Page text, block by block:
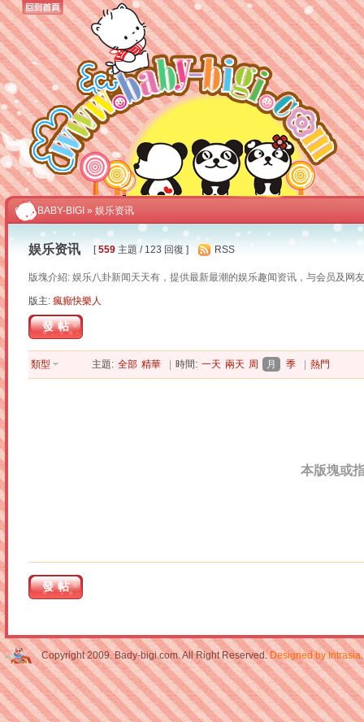
BABY-BIGI » 娱乐资讯
娱乐资讯 [559 主題 / 123 回復 ] RSS
版塊介紹: 娱乐八卦新闻天天有，提供最新最潮的娱乐趣闻资讯，与会员及网
版主: 瘋癲快樂人
發帖
類型 主題: 全部 精華 時間: 一天 兩天 周 月 季 熱門
本版塊或
發帖
Copyright 2009. Bady-bigi.com. All Right Reserved.Designed by Intrasia.